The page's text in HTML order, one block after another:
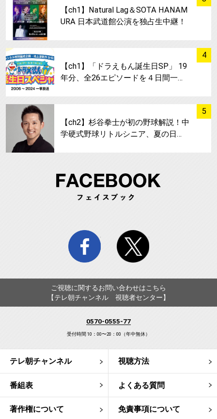
【ch1】Natural Lag＆SOTA HANAM
URA 日本武道館公演を独占生中継！
4
【ch1】「ドラえもん誕生日SP」 19
年分、全26エピソードを４日間一…
5
【ch2】杉谷拳士が初の野球解説！中
学硬式野球リトルシニア、夏の日…
facebook twitter
ご視聴に関するお問い合わせはこちら
【テレ朝チャンネル 視聴者センター】
0570-0555-77
受付時間 10：00〜20：00（年中無休）
テレ朝チャンネル 視聴方法
番組表 よくある質問
著作権について 免責事項について